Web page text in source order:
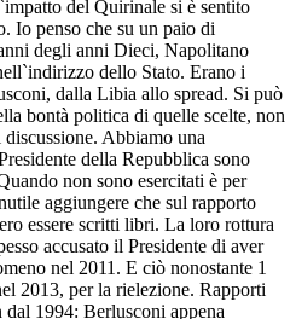
del Quirinale si è sentito
Io penso che su un paio di
degli anni Dieci, Napolitano
dello Stato. Erano i
dalla Libia allo spread. Si può
bontà politica di quelle scelte, non
Abbiamo una
della Repubblica sono
non sono esercitati è per
aggiungere che sul rapporto
essere scritti libri. La loro rottura
accusato il Presidente di aver
nel 2011. E ciò nonostante 1
2013, per la rielezione. Rapporti
1994: Berlusconi appena